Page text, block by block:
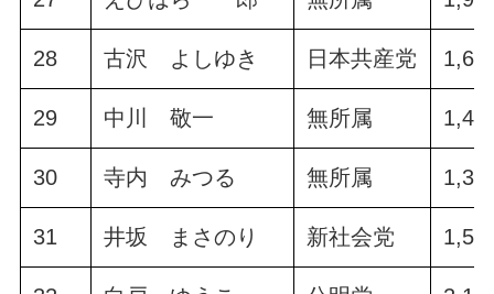
28 古沢 よしゆき 日本共産党
29 中川 敬一 無所属
30 寺内 みつる 無所属
31 井坂 まさのり 新社会党